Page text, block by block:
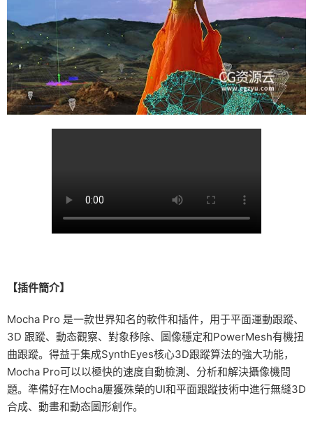
【插件簡介】
Mocha Pro 是一款世界知名的軟件和插件，用于平面運動跟蹤、
3D 跟蹤、動态觀察、對象移除、圖像穩定和PowerMesh有機扭
曲跟蹤。得益于集成SynthEyes核心3D跟蹤算法的強大功能，
Mocha Pro可以以極快的速度自動檢測、分析和解決攝像機問
題。準備好在Mocha屢獲殊榮的UI和平面跟蹤技術中進行無縫3D
合成、動畫和動态圖形創作。